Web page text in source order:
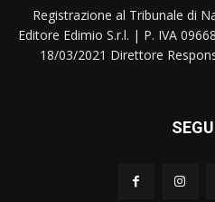
Registrazione al Tribunale di
Editore Edimio S.r.l. | P. IVA
18/03/2021 Direttore